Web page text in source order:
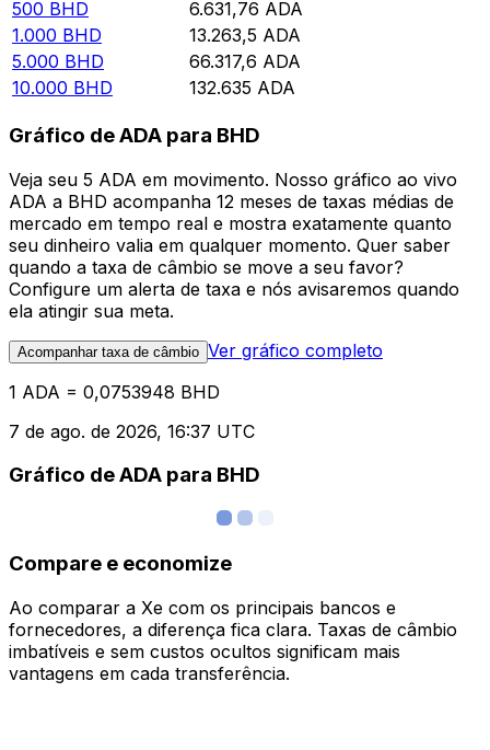
500 BHD 6.631,76 ADA
1.000 BHD 13.263,5 ADA
5.000 BHD 66.317,6 ADA
10.000 BHD 132.635 ADA
Gráfico de ADA para BHD
Veja seu 5 ADA em movimento. Nosso gráfico ao vivo
ADA a BHD acompanha 12 meses de taxas médias de
mercado em tempo real e mostra exatamente quanto
seu dinheiro valia em qualquer momento. Quer saber
quando a taxa de câmbio se move a seu favor?
Configure um alerta de taxa e nós avisaremos quando
ela atingir sua meta.
Acompanhar taxa de câmbio Ver gráfico completo
1 ADA = 0,0753948 BHD
7 de ago. de 2026, 16:37 UTC
Gráfico de ADA para BHD
Compare e economize
Ao comparar a Xe com os principais bancos e
fornecedores, a diferença fica clara. Taxas de câmbio
imbatíveis e sem custos ocultos significam mais
vantagens em cada transferência.